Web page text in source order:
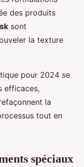
des produits
sont
la texture
pour 2024 se
efficaces,
la
tout en
spéciaux